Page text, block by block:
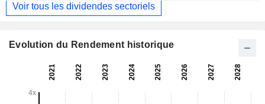
Voir tous les dividendes sectoriels
Evolution du Rendement historique